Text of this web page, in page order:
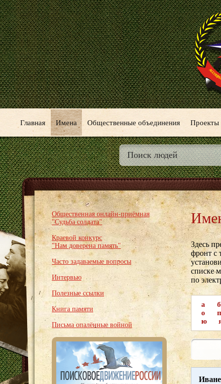
Главная Имена Общественные объединения Проекты
Общественная онлайн-приёмная
"Судьба солдата"
Краевой конкурс
"Нам доверена память"
Часто задаваемые вопросы
Интервью
Полезные ссылки
Книга памяти
Письма опалённые войной
Здесь
фронт с
списке
по
а
б
о
п
ю